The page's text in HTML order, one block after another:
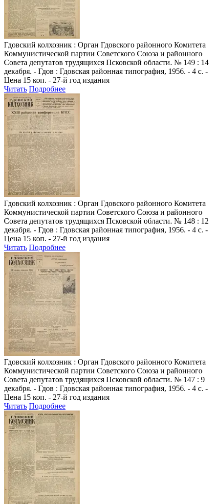
Гдовский колхозник : Орган Гдовского районного Комитета
Коммунистической партии Советского Союза и районного
Совета депутатов трудящихся Псковской области. № 149 : 14
декабря. - Гдов : Гдовская районная типография, 1956. - 4 с. -
Цена 15 коп. - 27-й год издания
Читать Подробнее
Гдовский колхозник : Орган Гдовского районного Комитета
Коммунистической партии Советского Союза и районного
Совета депутатов трудящихся Псковской области. № 148 : 12
декабря. - Гдов : Гдовская районная типография, 1956. - 4 с. -
Цена 15 коп. - 27-й год издания
Читать Подробнее
Гдовский колхозник : Орган Гдовского районного Комитета
Коммунистической партии Советского Союза и районного
Совета депутатов трудящихся Псковской области. № 147 : 9
декабря. - Гдов : Гдовская районная типография, 1956. - 4 с. -
Цена 15 коп. - 27-й год издания
Читать Подробнее